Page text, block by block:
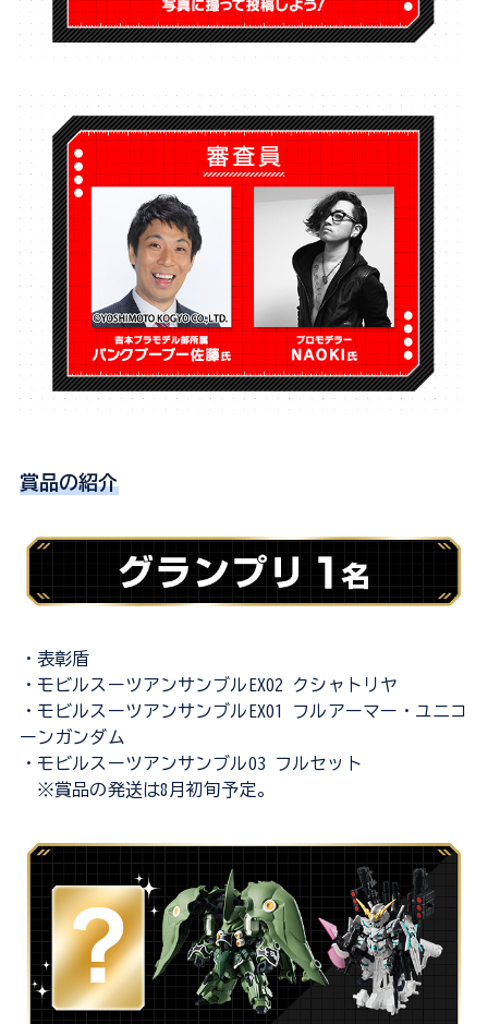
賞品の紹介
・表彰盾
・モビルスーツアンサンブルEX02 クシャトリヤ
・モビルスーツアンサンブルEX01 フルアーマー・ユニコ
ーンガンダム
・モビルスーツアンサンブル03 フルセット
※賞品の発送は8月初旬予定。